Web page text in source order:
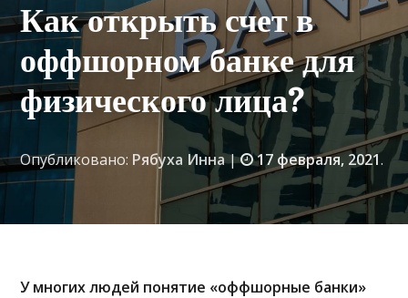
Как открыть счет в
оффшорном банке для
физического лица?
Опубликовано: Рябуха Инна| 17 февраля, 2021.
У многих людей понятие «оффшорные банки»